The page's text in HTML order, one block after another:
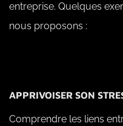
entreprise. Quelques
nous proposons :
APPRIVOISER SON
Comprendre les liens